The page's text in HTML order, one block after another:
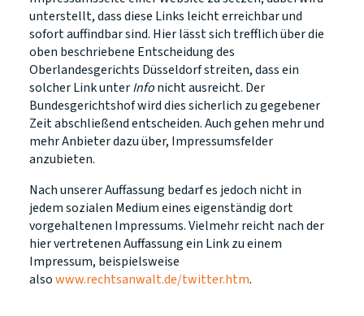
unterstellt, dass diese Links leicht erreichbar und
sofort auffindbar sind. Hier lässt sich trefflich über die
oben beschriebene Entscheidung des
Oberlandesgerichts Düsseldorf streiten, dass ein
solcher Link unterInfonicht ausreicht. Der
Bundesgerichtshof wird dies sicherlich zu gegebener
Zeit abschließend entscheiden. Auch gehen mehr und
mehr Anbieter dazu über, Impressumsfelder
anzubieten.
Nach unserer Auffassung bedarf es jedoch nicht in
jedem sozialen Medium eines eigenständig dort
vorgehaltenen Impressums. Vielmehr reicht nach der
hier vertretenen Auffassung ein Link zu einem
Impressum, beispielsweise
alsowww.rechtsanwalt.de/twitter.htm.